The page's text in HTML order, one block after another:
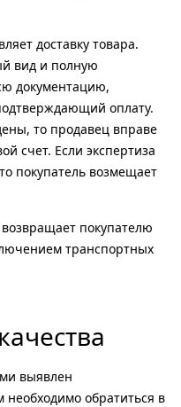
доставку товара.
вид и полную
документацию,
оплату.
то продавец вправе
счет. Если экспертиза
покупатель возмещает
покупателю
транспортных
выявлен
необходимо обратиться в